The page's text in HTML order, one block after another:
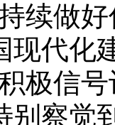
续做
现代化
极信
别察觉